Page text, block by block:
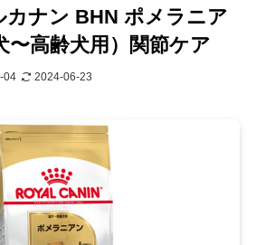
カナン BHN ポメラニア
〜高齢犬用）関節ケア
04 2024-06-23